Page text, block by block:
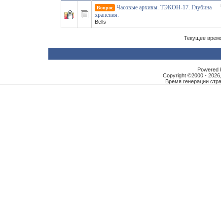
Вопрос
Часовые архивы. ТЭКОН-17. Глубина
хранения.
Bells
Текущее
Powered
Copyright ©2000 -
Время генерации